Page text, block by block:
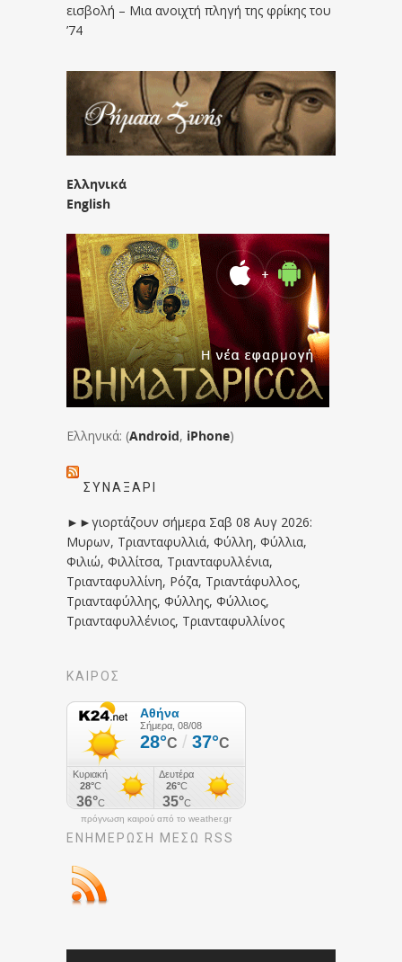
εισβολή – Μια ανοιχτή πληγή της φρίκης του
’74
Ελληνικά
English
Ελληνικά: (Android, iPhone)
ΣΥΝΑΞΆΡΙ
►►γιορτάζουν σήμερα Σαβ 08 Αυγ 2026:
Μυρων, Τριανταφυλλιά, Φύλλη, Φύλλια,
Φιλιώ, Φιλλίτσα, Τριανταφυλλένια,
Τριανταφυλλίνη, Ρόζα, Τριαντάφυλλος,
Τριανταφύλλης, Φύλλης, Φύλλιος,
Τριανταφυλλένιος, Τριανταφυλλίνος
ΚΑΙΡΟΣ
πρόγνωση καιρού από το weather.gr
ΕΝΗΜΈΡΩΣΉ ΜΕΣΩ RSS